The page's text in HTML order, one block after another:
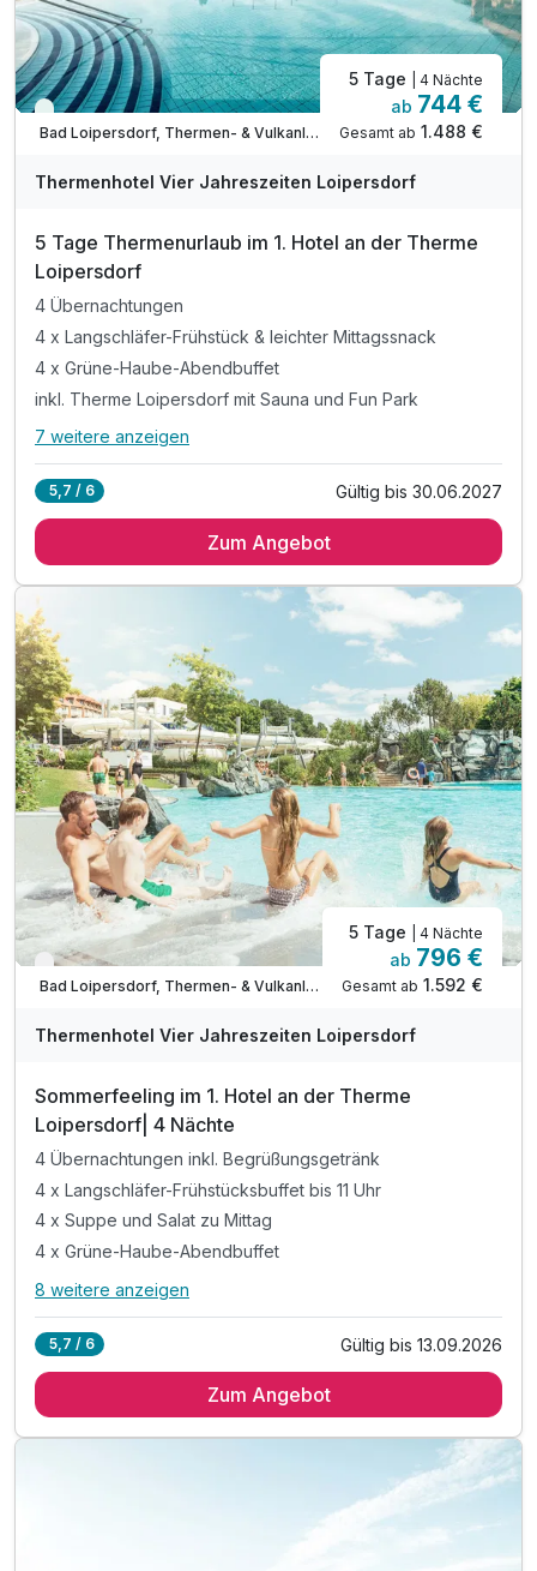
WAR
202
Viele Termine frei
Bad Loipersdorf, Thermen- & Vulkanland Steiermark
5 Tage | 4 Nächte
ab 744 €
Gesamt ab 1.488 €
Thermenhotel Vier Jahreszeiten Loipersdorf
5 Tage Thermenurlaub im 1. Hotel an der Therme
Loipersdorf
4 Übernachtungen
4 x Langschläfer-Frühstück & leichter Mittagssnack
4 x Grüne-Haube-Abendbuffet
inkl. Therme Loipersdorf mit Sauna und Fun Park
Alle Inklusivleistungen
4 x Langschläfer-Frühstück & leichter Mittagssnack
inkl. Therme Loipersdorf mit Sauna und Fun Park
inkl. 1 Glas Sekt zur Begrüßung
inkl. hoteleigener Liegebereich
inkl. kuschelige Bademäntel & Badetücher
inkl. direkter, unterirdischer Zugang zur Therme
inkl. Sport- & Vitalprogramm im Thermenresort
inkl. Parkplatz
Verlängerungsnächte inkl. 3/4 Pension & Therme
7 weitere anzeigen
5,7 / 6 Gültig bis 30.06.2027
Zum Angebot
WAR
202
Nur noch bis September
Bad Loipersdorf, Thermen- & Vulkanland Steiermark
5 Tage | 4 Nächte
ab 796 €
Gesamt ab 1.592 €
Thermenhotel Vier Jahreszeiten Loipersdorf
Sommerfeeling im 1. Hotel an der Therme
Loipersdorf| 4 Nächte
4 Übernachtungen inkl. Begrüßungsgetränk
4 x Langschläfer-Frühstücksbuffet bis 11 Uhr
4 x Suppe und Salat zu Mittag
4 x Grüne-Haube-Abendbuffet
Alle Inklusivleistungen
4 x Langschläfer-Frühstücksbuffet bis 11 Uhr
5 x Therme Loipersdorf inklusive Fun Park & Sauna*
inkl. gratis Softeis für Kinder bis 15 Jahre
8 weitere anzeigen
5,7 / 6 Gültig bis 13.09.2026
Zum Angebot